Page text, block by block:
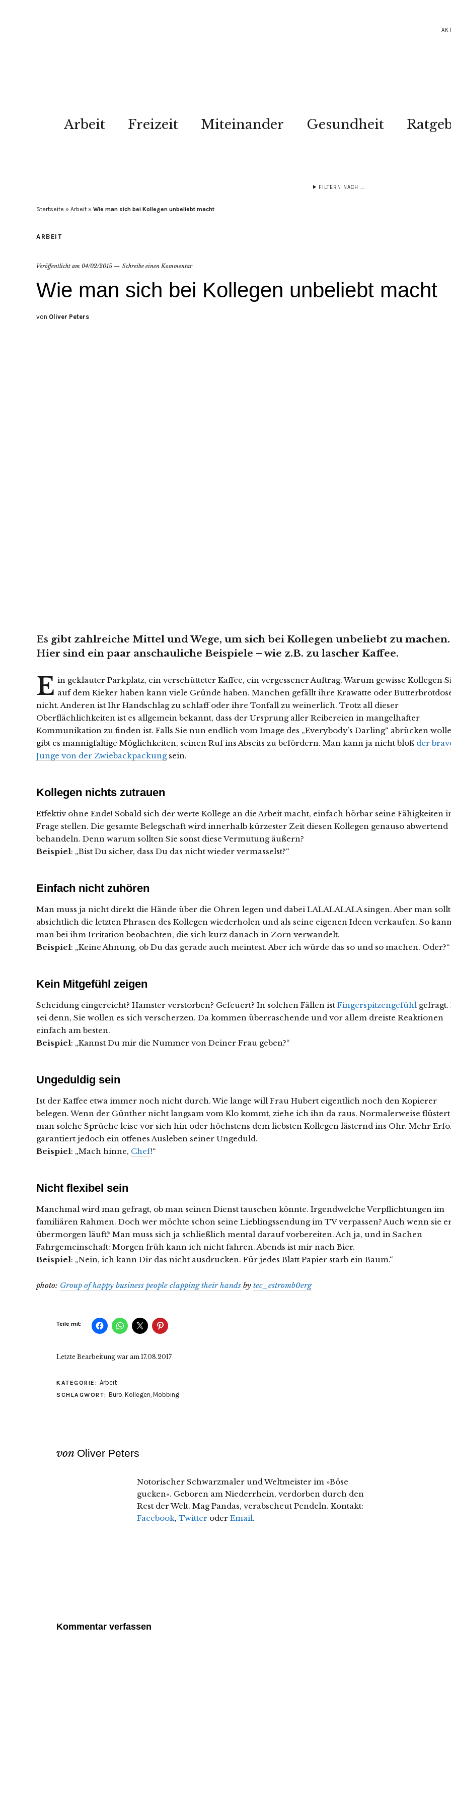
Arbeit Freizeit Miteinander Gesundheit
FILTERN NACH ...
Startseite » Arbeit » Wie man sich bei Kollegen unbeliebt macht
ARBEIT
Veröffentlicht am 04/02/2015 Schreibe einen Kommentar
Wie man sich bei Kollegen unbeliebt macht
von Oliver Peters
Es gibt zahlreiche Mittel und Wege, um sich bei Kollegen unbeliebt zu machen.
Hier sind ein paar anschauliche Beispiele – wie z.B. zu lascher Kaffee.
E in geklauter Parkplatz, ein verschütteter Kaffee, ein vergessener Auftrag. Warum gewisse Kollegen
auf dem Kieker haben kann viele Gründe haben. Manchen gefällt ihre Krawatte oder
nicht. Anderen ist Ihr Handschlag zu schlaff oder ihre Tonfall zu weinerlich. Trotz all dieser
Oberflächlichkeiten ist es allgemein bekannt, dass der Ursprung aller Reibereien in mangelhafter
Kommunikation zu finden ist. Falls Sie nun endlich vom Image des „Everybody’s Darling“ abrücken
gibt es mannigfaltige Möglichkeiten, seinen Ruf ins Abseits zu befördern. Man kann ja nicht bloß der
Junge von der Zwiebackpackungsein.
Kollegen nichts zutrauen
Effektiv ohne Ende! Sobald sich der werte Kollege an die Arbeit macht, einfach hörbar seine Fähigkeiten
Frage stellen. Die gesamte Belegschaft wird innerhalb kürzester Zeit diesen Kollegen genauso abwertend
behandeln. Denn warum sollten Sie sonst diese Vermutung äußern?
Beispiel: „Bist Du sicher, dass Du das nicht wieder vermasselst?“
Einfach nicht zuhören
Man muss ja nicht direkt die Hände über die Ohren legen und dabei LALALALALA singen. Aber man
absichtlich die letzten Phrasen des Kollegen wiederholen und als seine eigenen Ideen verkaufen. So
man bei ihm Irritation beobachten, die sich kurz danach in Zorn verwandelt.
Beispiel: „Keine Ahnung, ob Du das gerade auch meintest. Aber ich würde das so und so machen. Oder?“
Kein Mitgefühl zeigen
Scheidung eingereicht? Hamster verstorben? Gefeuert? In solchen Fällen ist Fingerspitzengefühl gefragt.
sei denn, Sie wollen es sich verscherzen. Da kommen überraschende und vor allem dreiste Reaktionen
einfach am besten.
Beispiel: „Kannst Du mir die Nummer von Deiner Frau geben?“
Ungeduldig sein
Ist der Kaffee etwa immer noch nicht durch. Wie lange will Frau Hubert eigentlich noch den Kopierer
belegen. Wenn der Günther nicht langsam vom Klo kommt, ziehe ich ihn da raus. Normalerweise flüstert
man solche Sprüche leise vor sich hin oder höchstens dem liebsten Kollegen lästernd ins Ohr. Mehr
garantiert jedoch ein offenes Ausleben seiner Ungeduld.
Beispiel: „Mach hinne, Chef!“
Nicht flexibel sein
Manchmal wird man gefragt, ob man seinen Dienst tauschen könnte. Irgendwelche Verpflichtungen im
familiären Rahmen. Doch wer möchte schon seine Lieblingssendung im TV verpassen? Auch wenn sie
übermorgen läuft? Man muss sich ja schließlich mental darauf vorbereiten. Ach ja, und in Sachen
Fahrgemeinschaft: Morgen früh kann ich nicht fahren. Abends ist mir nach Bier.
Beispiel: „Nein, ich kann Dir das nicht ausdrucken. Für jedes Blatt Papier starb ein Baum.“
photo: Group of happy business people clapping their hands by tec_estromb0erg
Teile mit:
Letzte Bearbeitung war am 17.08.2017
KATEGORIE: Arbeit
SCHLAGWORT: Büro Kollegen Mobbing
von Oliver Peters
Notorischer Schwarzmaler und Weltmeister im »Böse
gucken«. Geboren am Niederrhein, verdorben durch den
Rest der Welt. Mag Pandas, verabscheut Pendeln. Kontakt:
Facebook, Twitter oder Email.
Kommentar verfassen